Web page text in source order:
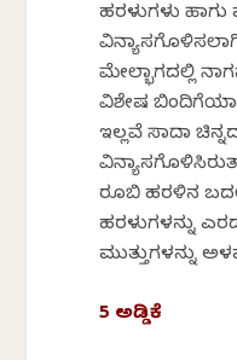
ಹರಳುಗಳು ಹಾಗು
ಮೇಲ್ಭಾಗದಲ್ಲಿ
ವಿಶೇಷ
ಇಲ್ಲವೆ ಸಾದಾ
ರೂಬಿ ಹರಳಿನ
ಹರಳುಗಳನ್ನು
ಮುತ್ತುಗಳನ್ನು
5 ಅಡ್ಡಿಕೆ